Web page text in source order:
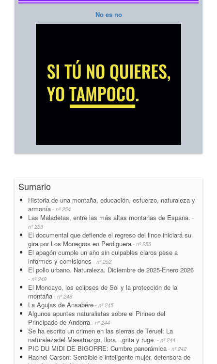
No es no
Sumario
Historia de una montaña, educación, esfuerzo, naturaleza y
armonía - nº 254
Las Maladetas, entre las más altas montañas de España. -
nº 253
El documental que defiende el regreso del lince iniciará su
gira por Los Monegros en Perdiguera - nº 253
El apagón cumple un año sin culpables claros pese a
informes y comisiones - nº 252
El pollo urbano. Naturaleza. Diciembre de 2025-Enero 2026
- nº 249
El Moncayo, los eclipses de Sol y la protección de la
montaña - nº 246
La Agujas de Ansabére - nº 245
Algunos apuntes naturalistas sobre el Pirineo del
Principado de Andorra - nº 244
Se ha escrito un crimen en las sierras de Teruel: La
naturalezadel Maestrazgo, llora…grita y ruge. - nº 244
PIC DU MIDI DE BIGORRE: Cumbre panorámica - nº 242
Rachel Carson: Sensible e inteligente mujer, defensora de